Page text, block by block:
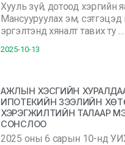
Хууль зүй, дотоод хэргийн
Мансууруулах эм, сэтгэцэд
эргэлтэнд хяналт тавих ту …
2025-10-13
АЖЛЫН ХЭСГИЙН
ИПОТЕКИЙН ЗЭЭЛИЙН
ХЭРЭГЖИЛТИЙН ТАЛААР
СОНСЛОО
2025 оны 6 сарын 10-нд